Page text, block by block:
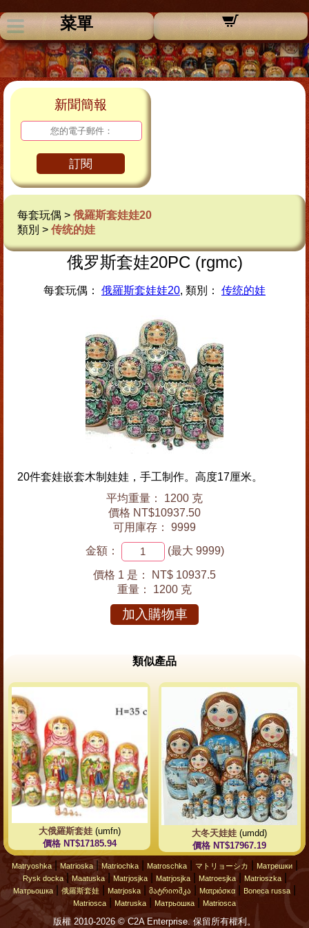
菜單
新聞簡報
訂閱
每套玩偶 > 俄羅斯套娃娃20
類別 > 传统的娃
俄罗斯套娃20PC (rgmc)
每套玩偶： 俄羅斯套娃娃20, 類別： 传统的娃
20件套娃嵌套木制娃娃，手工制作。高度17厘米。
平均重量： 1200 克
價格 NT$10937.50
可用庫存： 9999
金額： (最大 9999)
價格 1 是：
NT$ 10937.5
重量： 1200 克
加入購物車
類似產品
大俄羅斯套娃(umfn)
價格 NT$17185.94
大冬天娃娃 (umdd)
價格 NT$17967.19
Matryoshka| Matrioska| Matriochka| Matroschka| マトリョーシカ Матрешки|
Rysk docka| Maatuska| Matrjosjka| Matrjosjka| Matroesjka| Matrioszka|
Матрьошка 俄羅斯套娃 Matrjoska მატრიოშკა Ματριόσκα Boneca russa
Matriosca Matruska Матрьошка Matriosca
版權 2010-2026 © C2A Enterprise. 保留所有權利。